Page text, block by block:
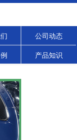
公司动态
产品知识